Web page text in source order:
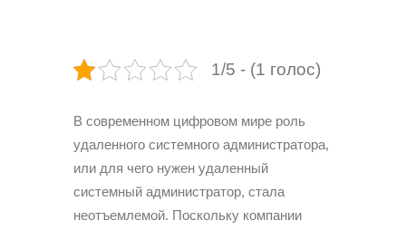
1/5 - (1 голос)
В современном цифровом мире роль
удаленного системного администратора,
или для чего нужен удаленный
системный администратор, стала
неотъемлемой. Поскольку компании